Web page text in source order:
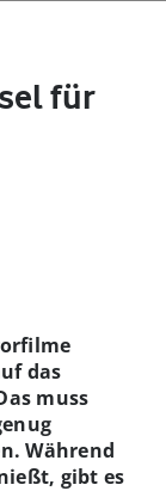
für
das
muss
Während
gibt es